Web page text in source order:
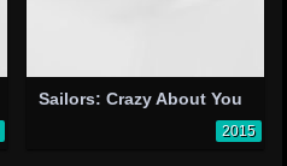
Sailors: Crazy About You
2015